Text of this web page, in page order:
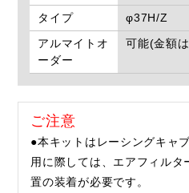
タイプ
φ37H/Z
アルマイトオ
ーダー
可能(金額
ご注意
●本キットはレーシングキャ
用に際しては、エアフィルタ
置の装着が必要です。